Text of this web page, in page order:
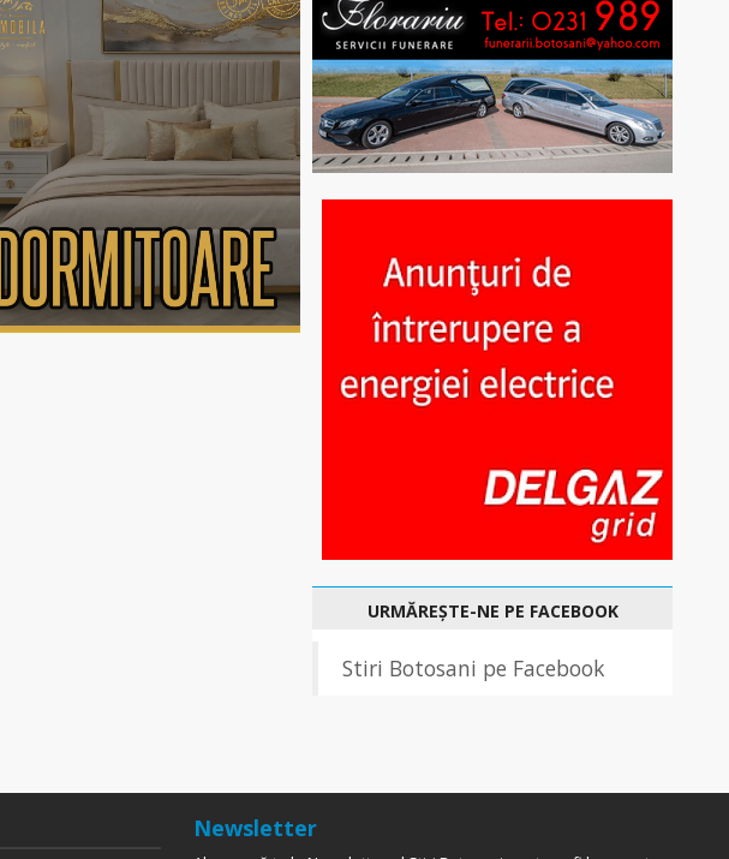
URMĂREȘTE-NE PE FACEBOOK
Stiri Botosani pe Facebook
Newsletter